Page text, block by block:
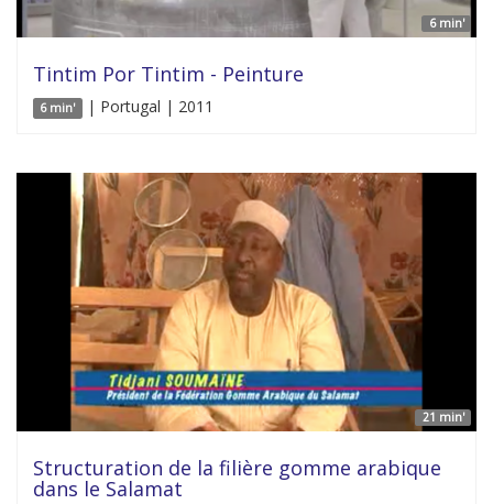
6 min'
Tintim Por Tintim - Peinture
6 min' | Portugal | 2011
21 min'
Structuration de la filière gomme arabique
dans le Salamat